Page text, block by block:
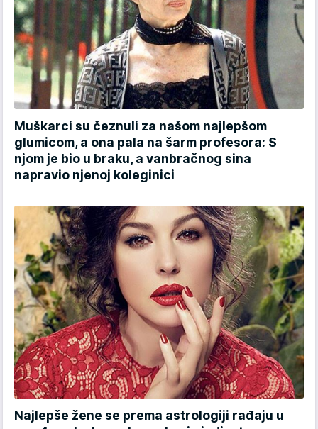
Muškarci su čeznuli za našom najlepšom
glumicom, a ona pala na šarm profesora: S
njom je bio u braku, a vanbračnog sina
napravio njenoj koleginici
Najlepše žene se prema astrologiji rađaju u